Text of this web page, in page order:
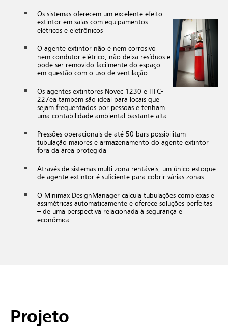
Os sistemas oferecem um excelente efeito
extintor em salas com equipamentos
elétricos e eletrônicos
O agente extintor não é nem corrosivo
nem condutor elétrico, não deixa resíduos e
pode ser removido facilmente do espaço
em questão com o uso de ventilação
Os agentes extintores Novec 1230 e HFC-
227ea também são ideal para locais que
sejam frequentados por pessoas e tenham
uma contabilidade ambiental bastante alta
Pressões operacionais de até 50 bars possibilitam
tubulação maiores e armazenamento do agente extintor
fora da área protegida
Através de sistemas multi-zona rentáveis, um único estoque
de agente extintor é suficiente para cobrir várias zonas
O Minimax DesignManager calcula tubulações complexas e
assimétricas automaticamente e oferece soluções perfeitas
– de uma perspectiva relacionada à segurança e
econômica
Projeto